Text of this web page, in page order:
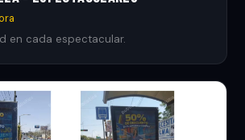
en cada espectacular.